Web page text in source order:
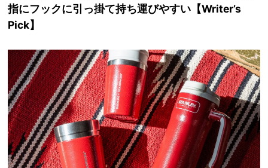
指にフックに引っ掛て持ち運びやすい【Writer’s
Pick】